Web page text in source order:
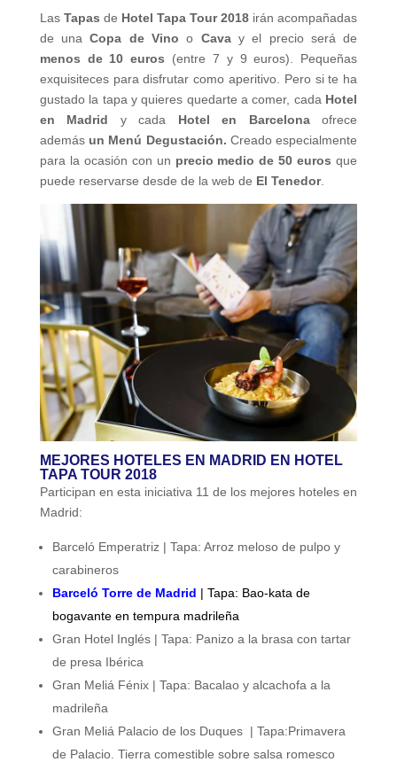
Las Tapas de Hotel Tapa Tour 2018 irán acompañadas
de unaCopa de Vino o Cavay el precio será de
menos de 10 euros (entre 7 y 9 euros). Pequeñas
exquisiteces para disfrutar como aperitivo. Pero si te ha
gustado la tapa y quieres quedarte a comer, cada Hotel
en Madrid y cada Hotel en Barcelonaofrece
además un Menú Degustación. Creado especialmente
para la ocasión con un precio medio de 50 eurosque
puede reservarse desde de la web de El Tenedor.
MEJORES HOTELES EN MADRID EN HOTEL
TAPA TOUR 2018
Participan en esta iniciativa 11 de los mejores hoteles en
Madrid:
Barceló Emperatriz | Tapa: Arroz meloso de pulpo y
carabineros
Barceló Torre de Madrid | Tapa: Bao-kata de
bogavante en tempura madrileña
Gran Hotel Inglés | Tapa: Panizo a la brasa con tartar
de presa Ibérica
Gran Meliá Fénix | Tapa: Bacalao y alcachofa a la
madrileña
Gran Meliá Palacio de los Duques | Tapa:Primavera
de Palacio. Tierra comestible sobre salsa romesco